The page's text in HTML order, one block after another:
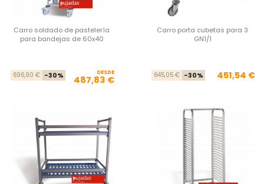
Carro soldado de pastelería
para bandejas de 60x40
Precio base
696,90 € -30% Precio
DESDE
487,83 €
Carro porta cubetas para 3
GN1/1
645,05 € -30% 451,54 €